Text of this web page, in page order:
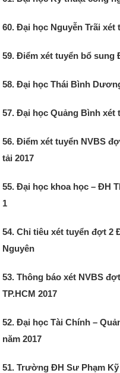
60. Đại học Nguyễn Trãi xét
59. Điểm xét tuyển bổ sung
58. Đại học Thái Bình
57. Đại học Quảng Bình xét
56. Điểm xét tuyển NVBS
tải 2017
55. Đại học khoa học – ĐH
1
54. Chỉ tiêu xét tuyển đợt 2
Nguyên
53. Thông báo xét NVBS
TP.HCM 2017
52. Đại học Tài Chính –
năm 2017
51. Trường ĐH Sư Phạm